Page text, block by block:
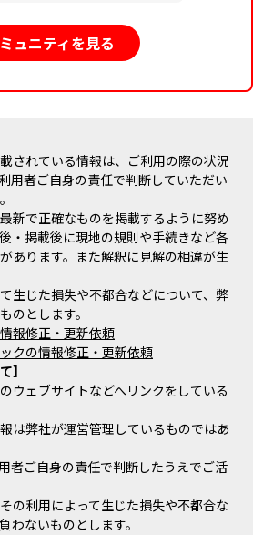
ュニティを見る
されている情報は、ご利用の際の状況
用者ご自身の責任で判断していただい
新で正確なものを掲載するように努め
・掲載後に現地の規則や手続きなど各
あります。また解釈に見解の相違が生
生じた損失や不都合などについて、弊
のとします。
報修正・更新依頼
クの情報修正・更新依頼
ウェブサイトなどへリンクをしている
は弊社が運営管理しているものではあ
者ご自身の責任で判断したうえでご活
の利用によって生じた損失や不都合な
わないものとします。